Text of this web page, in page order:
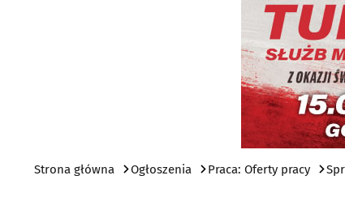
Strona główna Ogłoszenia Praca: Oferty pracy